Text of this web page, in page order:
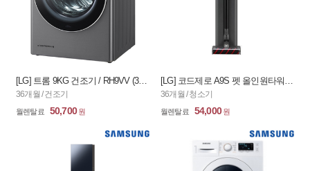
[LG] 트롬 9KG 건조기 / RH9VV (36개월)
36개월 / 건조기
50,700
[LG] 코드제로 A9S 펫 올인원타워 무선청소기_딥그레이&블랙 / AS9571BPKT (36개월)
36개월 / 청소기
54,000